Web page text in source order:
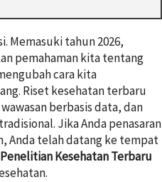
Memasuki tahun 2026,
pemahaman kita tentang
cara kita
Riset kesehatan terbaru
berbasis data, dan
Jika Anda penasaran
Anda telah datang ke tempat
Kesehatan Terbaru